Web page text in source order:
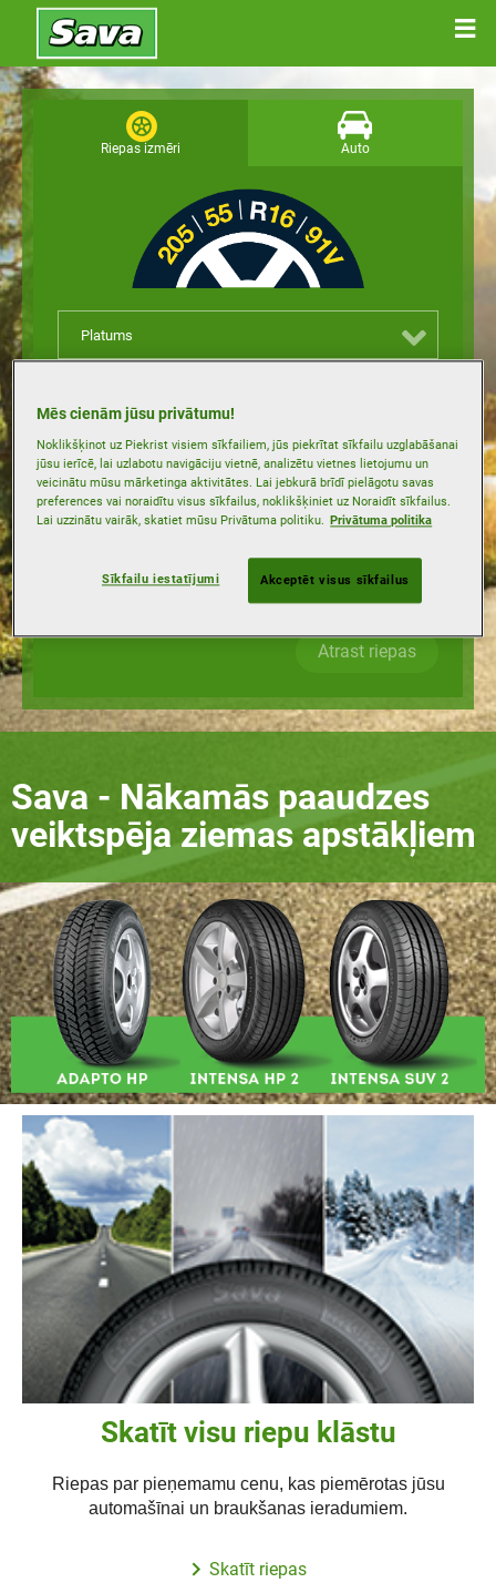
Riepas izmēri Auto
Platums
Riepu diska izmērs
Kravnesības indekss
Atrast riepas
Sava - Nākamās paaudzes
veiktspēja ziemas apstākļiem
Skatīt visu riepu klāstu
Riepas par pieņemamu cenu, kas piemērotas jūsu
automašīnai un braukšanas ieradumiem.
Skatīt riepas
Mēs cienām jūsu privātumu!
Noklikšķinot uz Piekrist visiem sīkfailiem, jūs piekrītat sīkfailu uzglabāšanai
jūsu ierīcē, lai uzlabotu navigāciju vietnē, analizētu vietnes lietojumu un
veicinātu mūsu mārketinga aktivitātes. Lai jebkurā brīdī pielāgotu savas
preferences vai noraidītu visus sīkfailus, noklikšķiniet uz Noraidīt sīkfailus.
Lai uzzinātu vairāk, skatiet mūsu Privātuma politiku. Privātuma politika
Sīkfailu iestatījumi Akceptēt visus sīkfailus